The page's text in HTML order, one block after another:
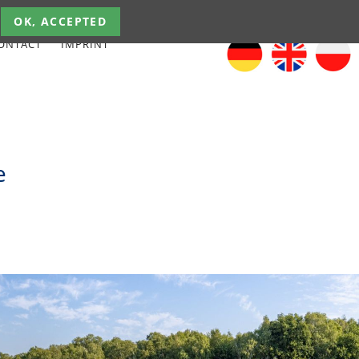
IMPRINT
OK, ACCEPTED